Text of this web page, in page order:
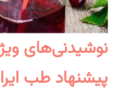
نوشیدنی‌های
پیشنهاد طب